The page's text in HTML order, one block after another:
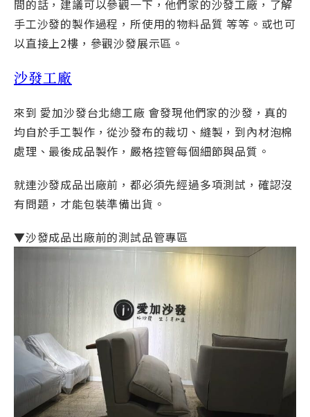
間的話，建議可以參觀一下，他們家的沙發工廠，了解
手工沙發的製作過程，所使用的物料品質 等等。或也可
以直接上2樓，參觀沙發展示區。
沙發工廠
來到 愛加沙發台北總工廠 會發現他們家的沙發，真的
均自於手工製作，從沙發布的裁切、縫製，到內材泡棉
處理、最後成品製作，嚴格控管每個細節與品質。
就連沙發成品出廠前，都必須先經過多項測試，確認沒
有問題，才能包裝準備出貨。
▼沙發成品出廠前的測試品管專區